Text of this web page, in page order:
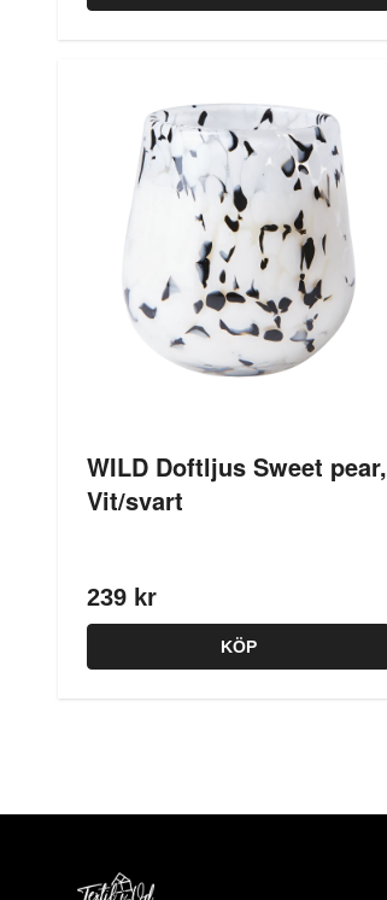
WILD Doftljus Sweet pear,
Vit/svart
239 kr
KÖP